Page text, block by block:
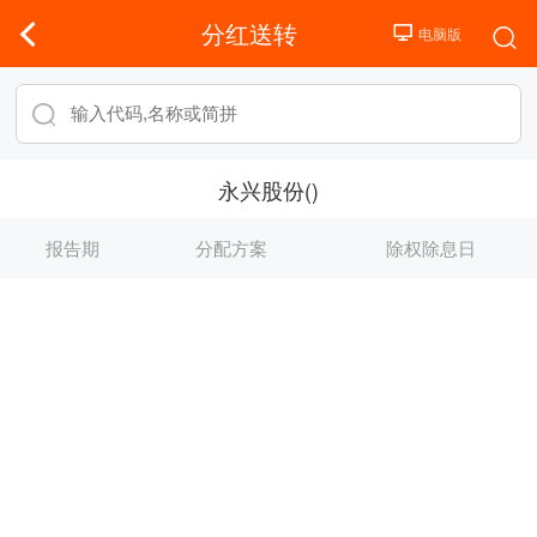
分红送转
永兴股份()
报告期 分配方案 除权除息日